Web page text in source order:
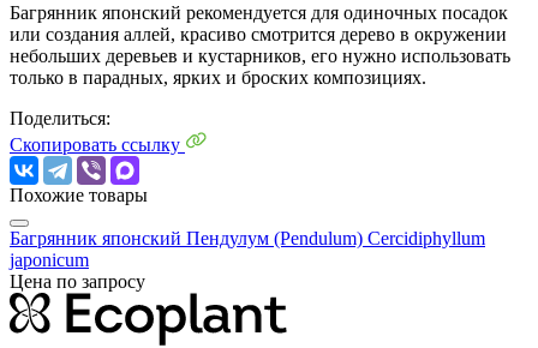
Багрянник японский рекомендуется для одиночных посадок
или создания аллей, красиво смотрится дерево в окружении
небольших деревьев и кустарников, его нужно использовать
только в парадных, ярких и броских композициях.
Поделиться:
Скопировать ссылку
Похожие товары
Багрянник японский Пендулум (Pendulum) Cercidiphyllum
japonicum
Цена по запросу